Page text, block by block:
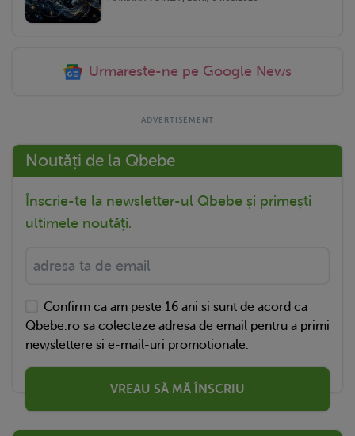
Urmareste-ne pe Google News
Noutăți de la Qbebe
Înscrie-te la newsletter-ul Qbebe și primești
ultimele noutăți.
Confirm ca am peste 16 ani si sunt de acord ca
Qbebe.ro sa colecteze adresa de email pentru a primi
newslettere si e-mail-uri promotionale.
VREAU SĂ MĂ ÎNSCRIU